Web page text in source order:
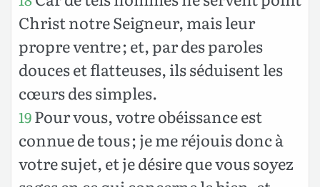
Christ notre Seigneur, mais leur
propre ventre ; et, par des paroles
douces et flatteuses, ils séduisent les
cœurs des simples.
19Pour vous, votre obéissance est
connue de tous ; je me réjouis donc à
votre sujet, et je désire que vous soyez